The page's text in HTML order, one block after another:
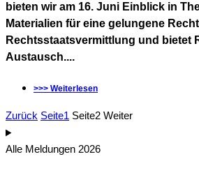
bieten wir am 16. Juni Einblick in
Materialien für eine gelungene
Rechtsstaatsvermittlung und bietet
Austausch....
>>> Weiterlesen
Zurück Seite1 Seite2 Weiter
Alle Meldungen 2026